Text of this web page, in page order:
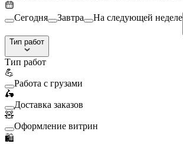
Сегодня Завтра На следующей неделе
Тип работ
Тип работ
💪
Работа с грузами
🛵
Доставка заказов
🧸
Оформление витрин
🛍️